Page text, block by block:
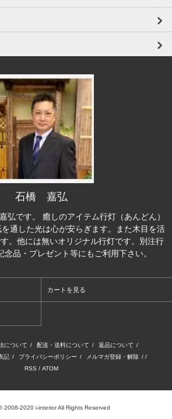
石橋 嘉弘
弘です。 癒しのアイテム行灯（あんどん）
通した光は心が安らぎます。また木目を活
。他には無いオリジナル行灯です。別注行
念品・プレゼント等にもご利用下さい。
カートを見る
について / 配送・送料について / 返品について /
記 / プライバシーポリシー / メルマガ登録・解除 / /
RSS / ATOM
2008-2020 i-interior All Rights Reserved